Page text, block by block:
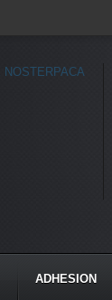
ADHESION